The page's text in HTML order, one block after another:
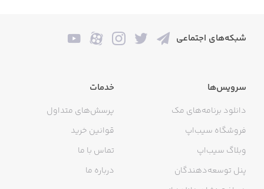
شبکه‌های اجتماعی
سرویس‌ها
دانلود برنامه‌های مک
فروشگاه سیب‌اپ
وبلاگ سیب‌اپ
پنل توسعه‌دهندگان
خدمات
پرسش‌های متداول
قوانین خرید
تماس با ما
درباره ما